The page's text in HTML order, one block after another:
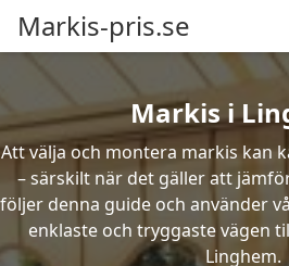
Markis-pris.se
Markis i
Att välja och montera markis kan
– särskilt när det gäller att
följer denna guide och använder
enklaste och tryggaste vägen
Linghem.